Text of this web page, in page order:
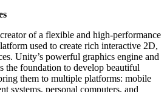
of a flexible and high-performance
used to create rich interactive 2D,
Unity’s powerful graphics engine and
the foundation to develop beautiful
them to multiple platforms: mobile
systems, personal computers, and